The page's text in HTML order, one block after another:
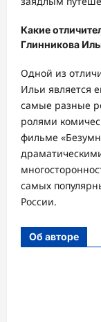
Какие
Глинникова
Одной из
Ильи является
самые разные
ролями
фильме
самых
России.
Об авторе